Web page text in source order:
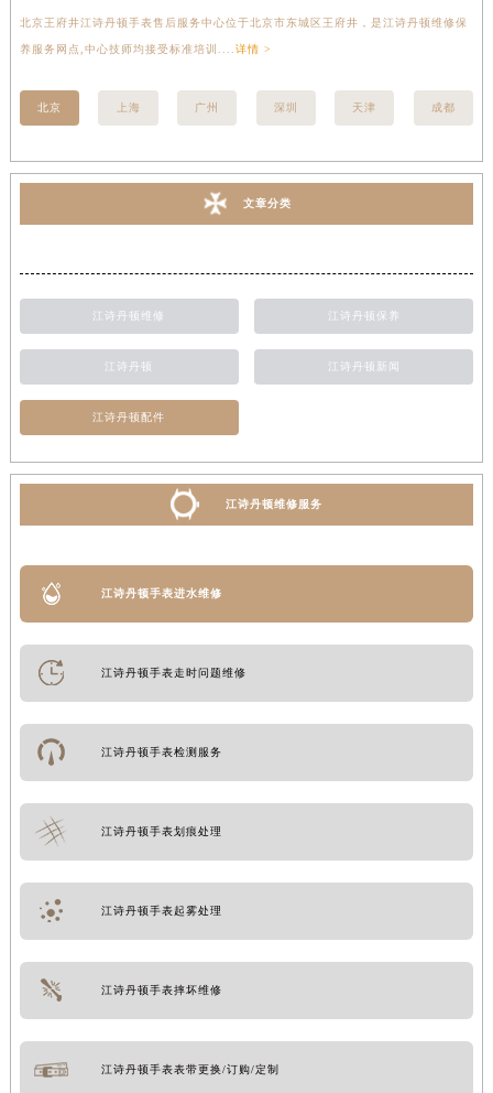
北京王府井江诗丹顿手表售后服务中心位于北京市东城区王府井，是江诗丹顿维修保
养服务网点,中心技师均接受标准培训....详情 >
北京 上海 广州 深圳 天津 成都
文章分类
江诗丹顿维修 江诗丹顿保养
江诗丹顿 江诗丹顿新闻
江诗丹顿配件
江诗丹顿维修服务
江诗丹顿手表进水维修
江诗丹顿手表走时问题维修
江诗丹顿手表检测服务
江诗丹顿手表划痕处理
江诗丹顿手表起雾处理
江诗丹顿手表摔坏维修
江诗丹顿手表表带更换/订购/定制